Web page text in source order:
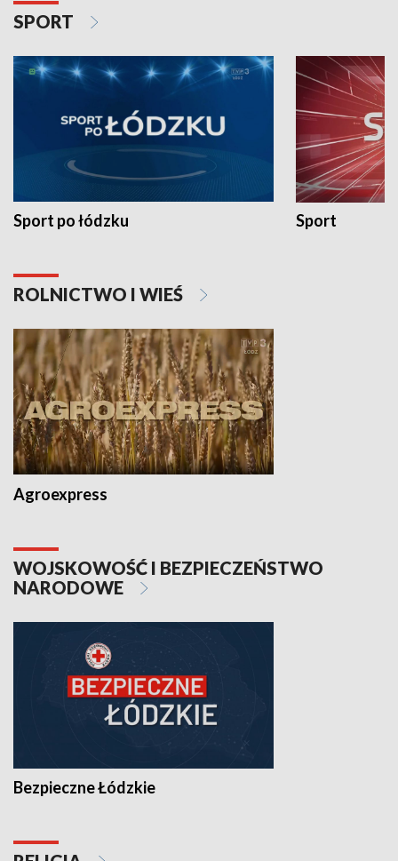
SPORT
Sport po łódzku Sport
ROLNICTWO I WIEŚ
Agroexpress
WOJSKOWOŚĆ I BEZPIECZEŃSTWO
NARODOWE
Bezpieczne Łódzkie